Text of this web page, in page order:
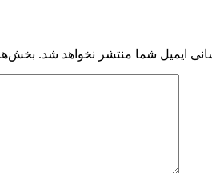
ایمیل شما منتشر نخواهد شد.